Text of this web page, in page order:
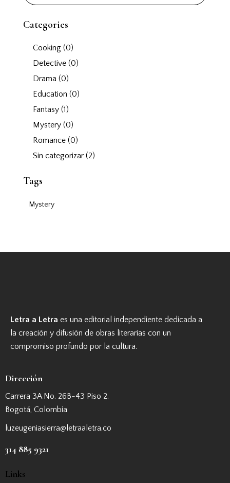
Categories
Cooking (0)
Detective (0)
Drama (0)
Education (0)
Fantasy (1)
Mystery (0)
Romance (0)
Sin categorizar (2)
Tags
Mystery
Letra a Letra es una editorial independiente dedicada a
la creación y difusión de obras literarias con un
compromiso profundo por la cultura.
Dirección
Carrera 3A No. 26B-43 Piso 2.
Bogotá, Colombia
luzeugeniasierra@letraaletra.co
314 885 9321
Links